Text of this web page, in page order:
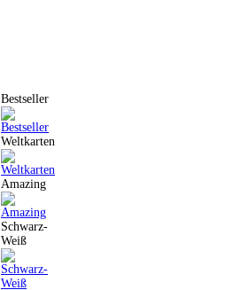
Bestseller
Weltkarten
Amazing
Schwarz-
Weiß